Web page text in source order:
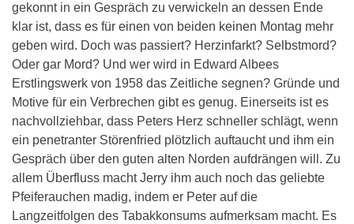
gekonnt in ein Gespräch zu verwickeln an dessen Ende
klar ist, dass es für einen von beiden keinen Montag mehr
geben wird. Doch was passiert? Herzinfarkt? Selbstmord?
Oder gar Mord? Und wer wird in Edward Albees
Erstlingswerk von 1958 das Zeitliche segnen? Gründe und
Motive für ein Verbrechen gibt es genug. Einerseits ist es
nachvollziehbar, dass Peters Herz schneller schlägt, wenn
ein penetranter Störenfried plötzlich auftaucht und ihm ein
Gespräch über den guten alten Norden aufdrängen will. Zu
allem Überfluss macht Jerry ihm auch noch das geliebte
Pfeiferauchen madig, indem er Peter auf die
Langzeitfolgen des Tabakkonsums aufmerksam macht. Es